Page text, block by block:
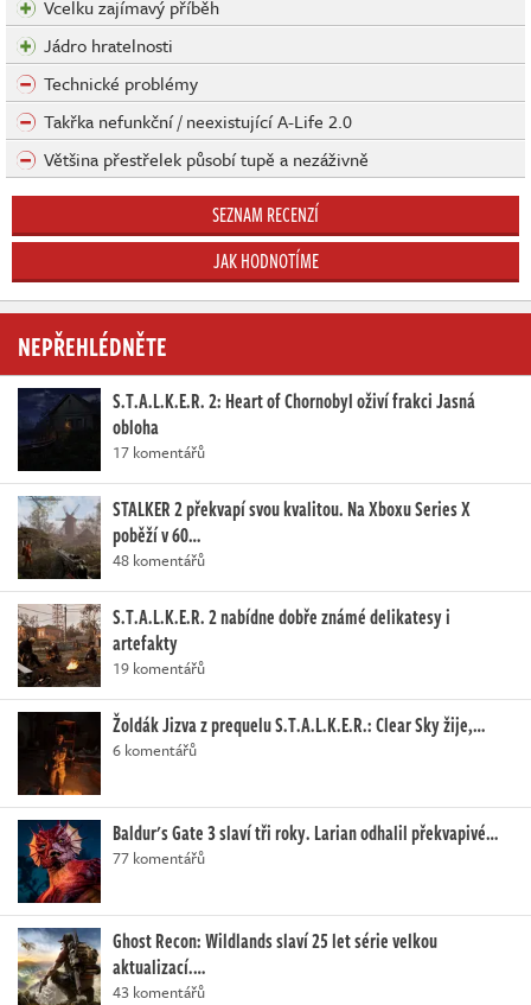
Vcelku zajímavý příběh
Jádro hratelnosti
Technické problémy
Takřka nefunkční / neexistující A-Life 2.0
Většina přestřelek působí tupě a nezáživně
SEZNAM RECENZÍ
JAK HODNOTÍME
NEPŘEHLÉDNĚTE
S.T.A.L.K.E.R. 2: Heart of Chornobyl oživí frakci Jasná
obloha
17 komentářů
STALKER 2 překvapí svou kvalitou. Na Xboxu Series X
poběží v 60…
48 komentářů
S.T.A.L.K.E.R. 2 nabídne dobře známé delikatesy i
artefakty
19 komentářů
Žoldák Jizva z prequelu S.T.A.L.K.E.R.: Clear Sky žije,…
6 komentářů
Baldur's Gate 3 slaví tři roky. Larian odhalil překvapivé…
77 komentářů
Ghost Recon: Wildlands slaví 25 let série velkou
aktualizací.…
43 komentářů